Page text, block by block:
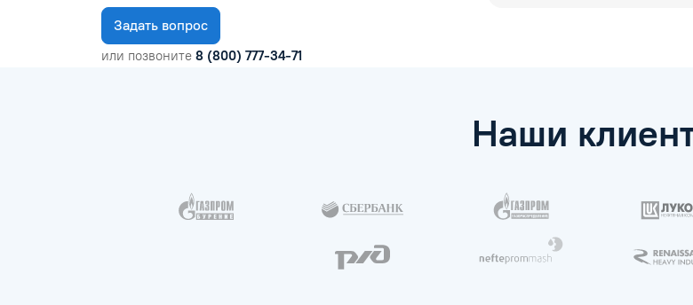
Задать вопрос
или позвоните 8 (800) 777-34-71
Наши